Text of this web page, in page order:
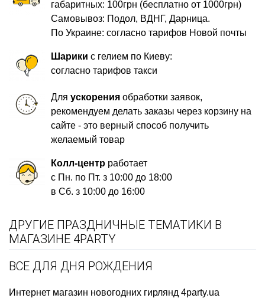
габаритных: 100грн (бесплатно от 1000грн)
Самовывоз: Подол, ВДНГ, Дарница.
По Украине: согласно тарифов Новой почты
Шарики с гелием по Киеву:
согласно тарифов такси
Дляускорения обработки заявок,
рекомендуем делать заказы через корзину на
сайте - это верный способ получить
желаемый товар
Колл-центр работает
с Пн. по Пт. з 10:00 до 18:00
в Сб. з 10:00 до 16:00
ДРУГИЕ ПРАЗДНИЧНЫЕ ТЕМАТИКИ В
МАГАЗИНЕ 4PARTY
ВСЕ ДЛЯ ДНЯ РОЖДЕНИЯ
Интернет магазин новогодних гирлянд 4party.ua